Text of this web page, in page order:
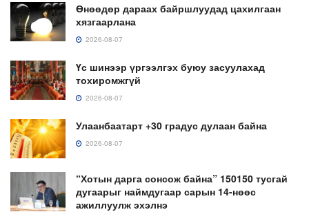
Өнөөдөр дараах байршлуудад цахилгаан
хязгаарлана
2026-08-07
Үс шинээр үргээлгэх буюу засуулахад
тохиромжгүй
2026-08-07
Улаанбаатарт +30 градус дулаан байна
2026-08-07
“Хотын дарга сонсож байна” 150150 тусгай
дугаарыг наймдугаар сарын 14-нөөс
ажиллуулж эхэлнэ